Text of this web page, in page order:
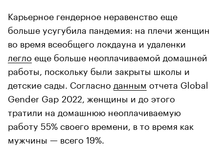
Карьерное гендерное неравенство еще
больше усугубила пандемия: на плечи женщин
во время всеобщего локдауна и удаленки
легло еще больше неоплачиваемой домашней
работы, поскольку были закрыты школы и
детские сады. Согласно данным отчета Global
Gender Gap 2022, женщины и до этого
тратили на домашнюю неоплачиваемую
работу 55% своего времени, в то время как
мужчины — всего 19%.